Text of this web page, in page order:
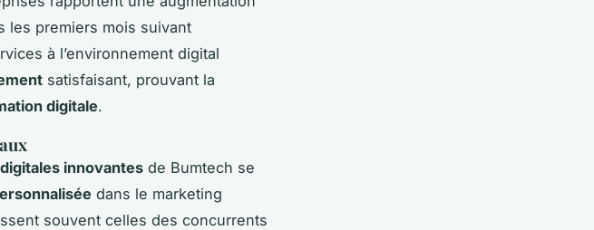
les premiers mois suivant
à l’environnement digital
satisfaisant, prouvant la
digitale.
innovantes de Bumtech se
dans le marketing
souvent celles des concurrents